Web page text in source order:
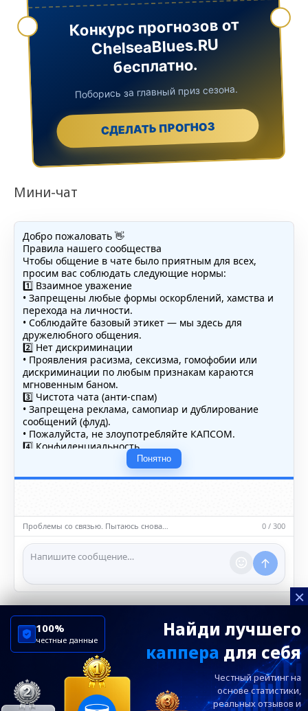
Конкурс прогнозов от
ChelseaBlues.RU
бесплатно.
Поборись за главный приз сезона.
СДЕЛАТЬ ПРОГНОЗ
Мини-чат
Добро пожаловать 👋
Правила нашего сообщества
Чтобы общение в чате было приятным для всех,
просим вас соблюдать следующие нормы:
1️⃣ Взаимное уважение
• Запрещены любые формы оскорблений, хамства и
перехода на личности.
• Соблюдайте базовый этикет — мы здесь для
дружелюбного общения.
2️⃣ Нет дискриминации
• Проявления расизма, сексизма, гомофобии или
дискриминации по любым признакам караются
мгновенным баном.
3️⃣ Чистота чата (анти-спам)
• Запрещена реклама, самопиар и дублирование
сообщений (флуд).
• Пожалуйста, не злоупотребляйте КАПСОМ.
4️⃣ Конфиденциальность
• Не публикуйте личные данные — свои или чужие
(телефоны, адреса, документы).
5️⃣ Уместность контента
насилию.
ℹ️ Модераторы и администраторы вправе удалять
сообщения и ограничивать доступ к чату при
нарушении правил.
Понятно
Проблемы со связью. Пытаюсь снова… 0 / 300
×
Найди лучшего
каппера для себя
Честный рейтинг на
основе статистики,
реальныхотзывов и
100%
честные данные
ChelseaBluesRu
ФК Челси
Посетителям
Информация